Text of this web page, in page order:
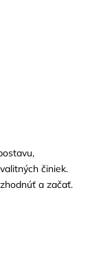
činiek.
a začať.